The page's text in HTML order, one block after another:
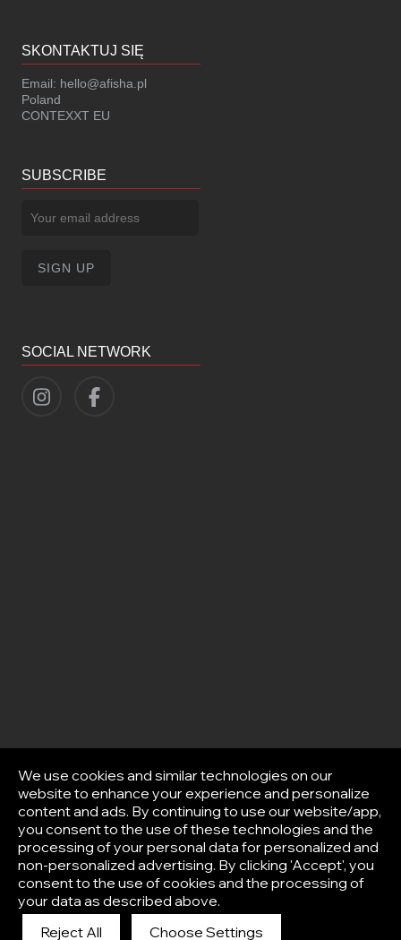
SKONTAKTUJ SIĘ
Email: hello@afisha.pl
Poland
CONTEXXT EU
SUBSCRIBE
SOCIAL NETWORK
We use cookies and similar technologies on our
website to enhance your experience and personalize
content and ads. By continuing to use our website/app,
you consent to the use of these technologies and the
processing of your personal data for personalized and
non-personalized advertising. By clicking 'Accept', you
consent to the use of cookies and the processing of
your data as described above.
Reject All
Choose Settings